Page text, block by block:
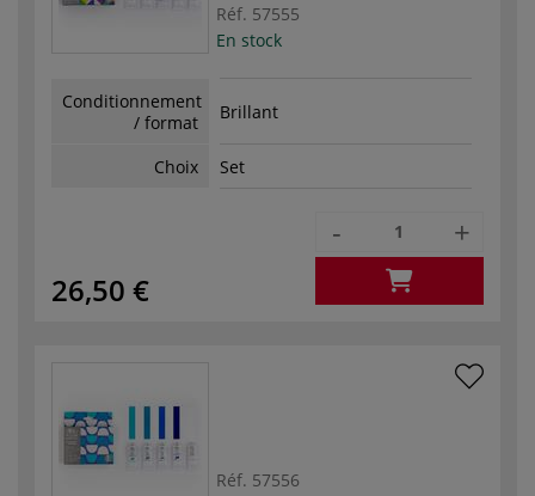
Réf. 57555
En stock
Conditionnement
/ format
Brillant
Choix Set
26,50 €
- +
Réf. 57556